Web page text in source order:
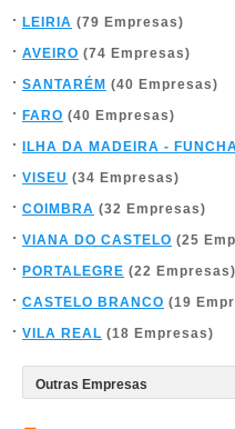
LEIRIA (79 Empresas)
AVEIRO (74 Empresas)
SANTARÉM (40 Empresas)
FARO (40 Empresas)
ILHA DA MADEIRA -
VISEU (34 Empresas)
COIMBRA (32 Empresas)
VIANA DO CASTELO (25
PORTALEGRE (22 Empresas)
CASTELO BRANCO (19
VILA REAL (18 Empresas)